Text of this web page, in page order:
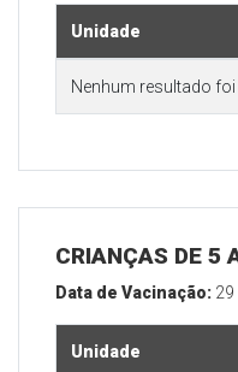
Unidade
Nenhum resultado
CRIANÇAS DE 5
Data de Vacinação: 29
Unidade